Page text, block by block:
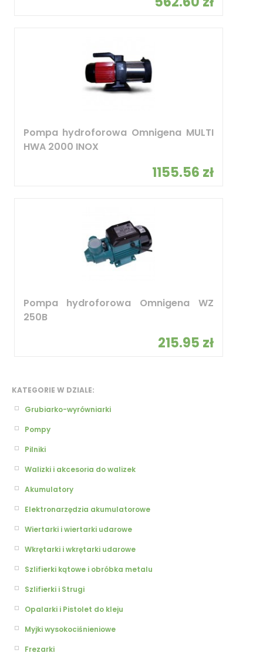
KATEGORIE W DZIALE:
Grubiarko-wyrówniarki
Pompy
Pilniki
Walizki i akcesoria do walizek
Akumulatory
Elektronarzędzia akumulatorowe
Wiertarki i wiertarki udarowe
Wkrętarki i wkrętarki udarowe
Szlifierki kątowe i obróbka metalu
Szlifierki i Strugi
Opalarki i Pistolet do kleju
Myjki wysokociśnieniowe
Frezarki
Pompa hydroforowa Omnigena MULTI
HWA 2000 INOX
1155.56 zł
Pompa hydroforowa Omnigena WZ
250B
215.95 zł